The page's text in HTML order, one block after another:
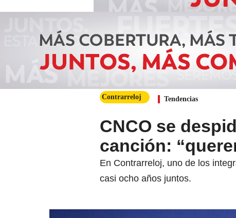
Contrarreloj Tendencias
CNCO se
canción:
En Contrarreloj, uno de los
casi ocho años juntos.